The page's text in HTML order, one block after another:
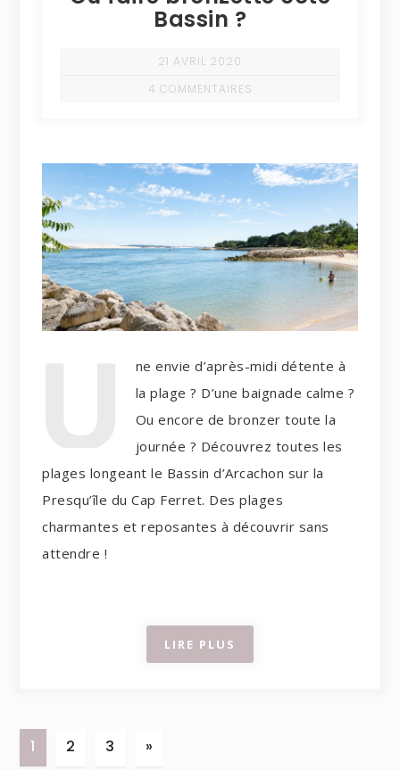
Bassin ?
21 AVRIL 2020
4 COMMENTAIRES
ne envie d’après-midi détente à
la plage ? D’une baignade calme ?
Ou encore de bronzer toute la
journée ? Découvrez toutes les
plages longeant le Bassin d’Arcachon sur la
Presqu’île du Cap Ferret. Des plages
charmantes et reposantes à découvrir sans
attendre !
LIRE PLUS
1 2 3 »